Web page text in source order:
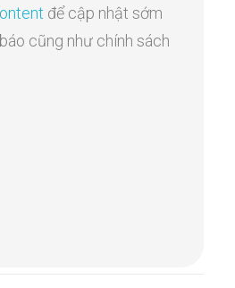
để cập nhật sớm
cũng như chính sách